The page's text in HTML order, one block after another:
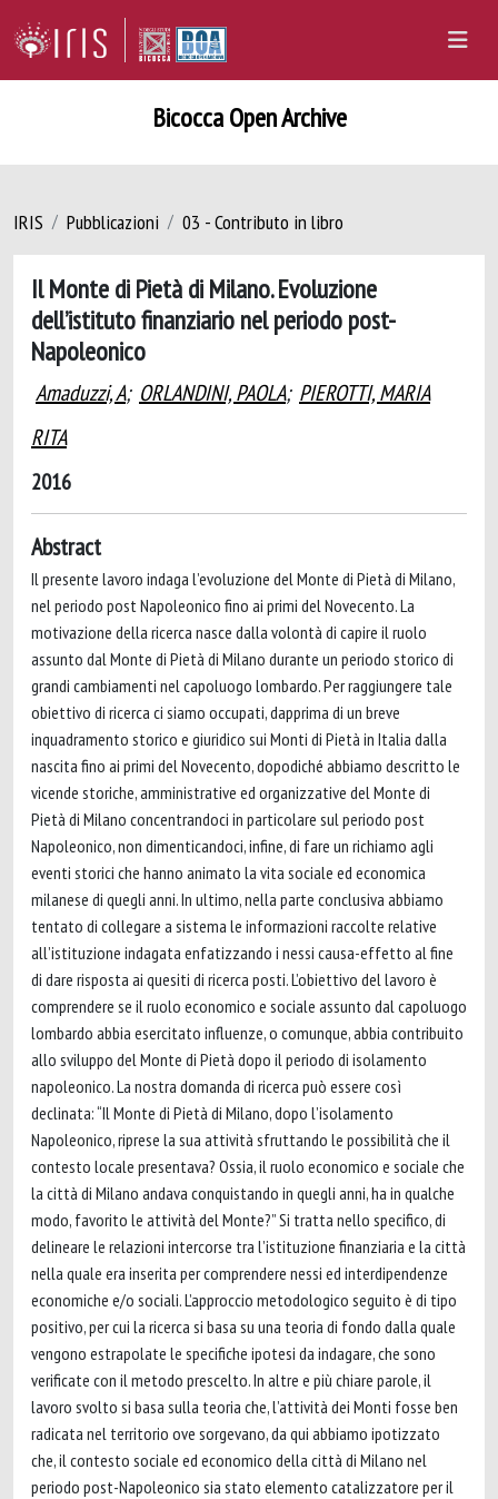
Bicocca Open Archive
IRIS Pubblicazioni 03 - Contributo in libro
Il Monte di Pietà di Milano. Evoluzione
dell’istituto finanziario nel periodo post-
Napoleonico
Amaduzzi, A; ORLANDINI, PAOLA; PIEROTTI, MARIA
RITA
2016
Abstract
Il presente lavoro indaga l’evoluzione del Monte di Pietà di Milano,
nel periodo post Napoleonico fino ai primi del Novecento. La
motivazione della ricerca nasce dalla volontà di capire il ruolo
assunto dal Monte di Pietà di Milano durante un periodo storico di
grandi cambiamenti nel capoluogo lombardo. Per raggiungere tale
obiettivo di ricerca ci siamo occupati, dapprima di un breve
inquadramento storico e giuridico sui Monti di Pietà in Italia dalla
nascita fino ai primi del Novecento, dopodiché abbiamo descritto le
vicende storiche, amministrative ed organizzative del Monte di
Pietà di Milano concentrandoci in particolare sul periodo post
Napoleonico, non dimenticandoci, infine, di fare un richiamo agli
eventi storici che hanno animato la vita sociale ed economica
milanese di quegli anni. In ultimo, nella parte conclusiva abbiamo
tentato di collegare a sistema le informazioni raccolte relative
all’istituzione indagata enfatizzando i nessi causa-effetto al fine
di dare risposta ai quesiti di ricerca posti. L’obiettivo del lavoro è
comprendere se il ruolo economico e sociale assunto dal capoluogo
lombardo abbia esercitato influenze, o comunque, abbia contribuito
allo sviluppo del Monte di Pietà dopo il periodo di isolamento
napoleonico. La nostra domanda di ricerca può essere così
declinata: “Il Monte di Pietà di Milano, dopo l’isolamento
Napoleonico, riprese la sua attività sfruttando le possibilità che il
contesto locale presentava? Ossia, il ruolo economico e sociale che
la città di Milano andava conquistando in quegli anni, ha in qualche
modo, favorito le attività del Monte?” Si tratta nello specifico, di
delineare le relazioni intercorse tra l’istituzione finanziaria e la città
nella quale era inserita per comprendere nessi ed interdipendenze
economiche e/o sociali. L’approccio metodologico seguito è di tipo
positivo, per cui la ricerca si basa su una teoria di fondo dalla quale
vengono estrapolate le specifiche ipotesi da indagare, che sono
verificate con il metodo prescelto. In altre e più chiare parole, il
lavoro svolto si basa sulla teoria che, l’attività dei Monti fosse ben
radicata nel territorio ove sorgevano, da qui abbiamo ipotizzato
che, il contesto sociale ed economico della città di Milano nel
periodo post-Napoleonico sia stato elemento catalizzatore per il